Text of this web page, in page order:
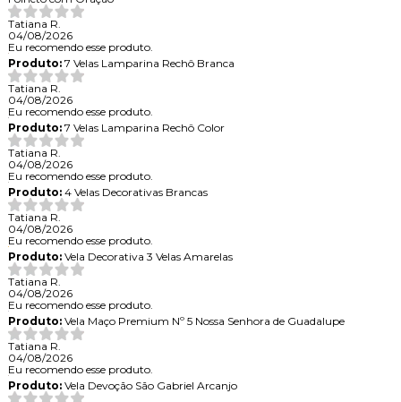
Tatiana R.
04/08/2026
Eu recomendo esse produto.
Produto:7 Velas Lamparina Rechô Branca
Tatiana R.
04/08/2026
Eu recomendo esse produto.
Produto:7 Velas Lamparina Rechô Color
Tatiana R.
04/08/2026
Eu recomendo esse produto.
Produto:4 Velas Decorativas Brancas
Tatiana R.
04/08/2026
Eu recomendo esse produto.
Produto:Vela Decorativa 3 Velas Amarelas
Tatiana R.
04/08/2026
Eu recomendo esse produto.
Produto:Vela Maço Premium Nº 5 Nossa Senhora de Guadalupe
Tatiana R.
04/08/2026
Eu recomendo esse produto.
Produto:Vela Devoção São Gabriel Arcanjo